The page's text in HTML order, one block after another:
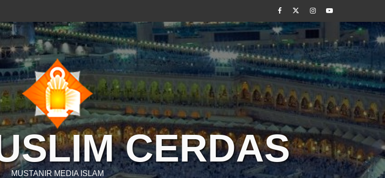
FacebookTwitterInstagram
Youtube
CERDAS
MUSTANIR MEDIA ISLAM